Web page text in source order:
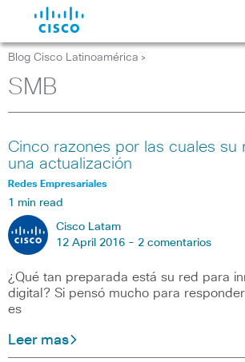
Blog Cisco Latinoamérica >
SMB
Cinco razones por las cuales su
una actualización
Redes Empresariales
1 min read
Cisco Latam
12 April 2016 - 2 comentarios
¿Qué tan preparada está su red para
digital? Si pensó mucho para
es
Leer mas